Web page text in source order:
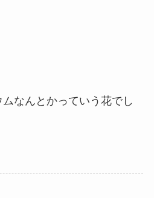
なんとかっていう花でし